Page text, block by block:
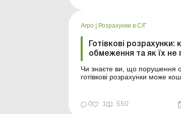
Агро Розрахунки в С/Г
Готівкові розрахунки:
обмеження та як їх не
Чи знаєте ви, що порушення
готівкові розрахунки може
розрахунків готівкою, як
оформити такі розрахунки та
0 1 550